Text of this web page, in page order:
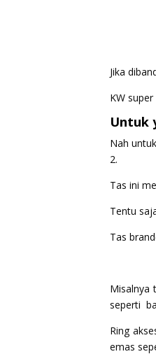
Jika
KW
Untuk
Nah
2.
Tas ini
Tentu
Tas
Misalnya
seperti
Ring
emas